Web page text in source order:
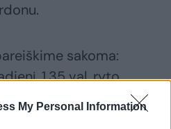
My Personal Information
sakoma:
1.35 val. ryto,
pranešė policijai
name. Pareigūnai